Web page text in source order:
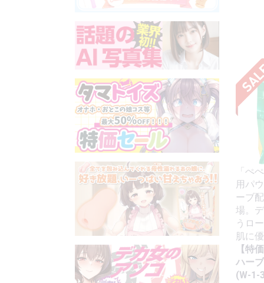
「ぺ
用パ
ーブ
場。
うロ
肌に
【特
ハー
(W-1-